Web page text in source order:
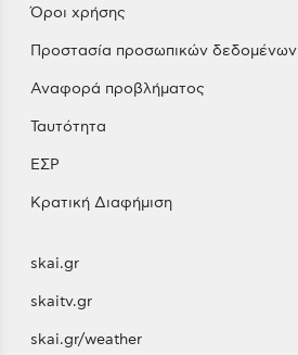
Όροι χρήσης
Προστασία προσωπικών δεδομένων
Αναφορά προβλήματος
Ταυτότητα
ΕΣΡ
Κρατική Διαφήμιση
skai.gr
skaitv.gr
skai.gr/weather